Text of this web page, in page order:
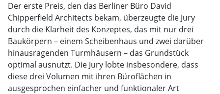
Der erste Preis, den das Berliner Büro David
Chipperfield Architects bekam, überzeugte die Jury
durch die Klarheit des Konzeptes, das mit nur drei
Baukörpern – einem Scheibenhaus und zwei darüber
hinausragenden Turmhäusern – das Grundstück
optimal ausnutzt. Die Jury lobte insbesondere, dass
diese drei Volumen mit ihren Büroflächen in
ausgesprochen einfacher und funktionaler Art